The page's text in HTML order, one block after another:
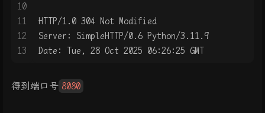
10
11
12
13
HTTP/1.0 304 Not Modified
Server: SimpleHTTP/0.6 Python/3.11.9
Date: Tue, 28 Oct 2025 06:26:25 GMT
得到端口号 8080